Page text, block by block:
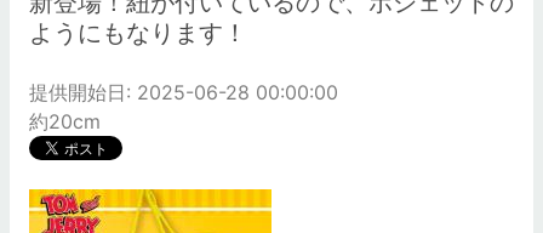
ようにもなります！
提供開始日: 2025-06-28 00:00:00
約20cm